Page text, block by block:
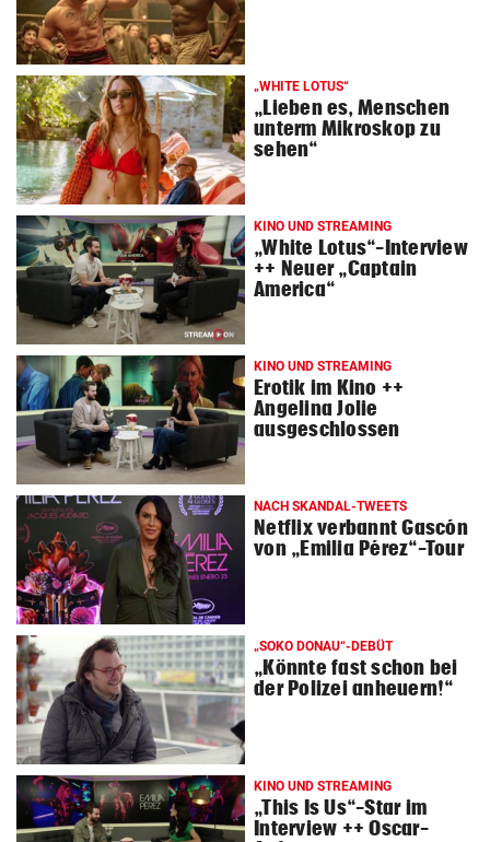
„WHITE LOTUS“
„Lieben es, Menschen
unterm Mikroskop zu
sehen“
KINO UND STREAMING
„White Lotus“-Interview
++ Neuer „Captain
America“
KINO UND STREAMING
Erotik im Kino ++
Angelina Jolie
ausgeschlossen
NACH SKANDAL-TWEETS
Netflix verbannt Gascón
von „Emilia Pérez“-Tour
„SOKO DONAU“-DEBÜT
„Könnte fast schon bei
der Polizei anheuern!“
KINO UND STREAMING
„This Is Us“-Star im
Interview ++ Oscar-